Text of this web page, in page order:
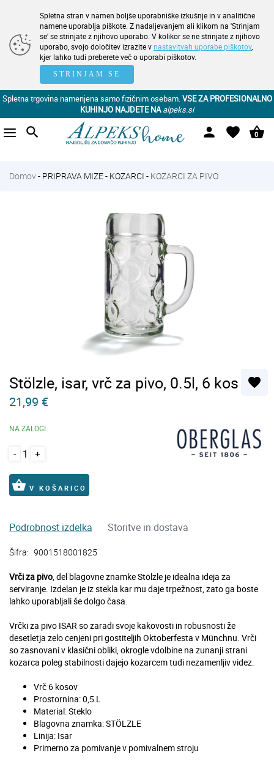
Spletna stran v namen boljše uporabniške izkušnje in v analitične
namene uporablja piškote. Z nadaljevanjem ali klikom na 'Strinjam
se' se strinjate z njihovo uporabo. V kolikor se ne strinjate z njihovo
uporabo, svojo določitev izrazite vnastavitvah uporabe piškotov,
kjer lahko tudi preberete več o uporabi piškotov.
STRINJAM SE
Spletna trgovina namenjena samo fizičnim osebam.VSE ZA PROFESIONALNO
KUHINJO NAJDETE NA alpeks.si
search person favorite shopping_basket
0
Domov- PRIPRAVA MIZE- KOZARCI - KOZARCI ZA PIVO
Stölzle, isar, vrč za pivo, 0.5l, 6 kos favorite
21,99 €
NA ZALOGI
- +
shopping_basket V KOŠARICO
Podrobnost izdelka Storitve in dostava
Šifra: 9001518001825
Vrči za pivo, del blagovne znamke Stölzle je idealna ideja za
serviranje. Izdelan je iz stekla kar mu daje trpežnost, zato ga boste
lahko uporabljali še dolgo časa.
Vrčki za pivo ISAR so zaradi svoje kakovosti in robusnosti že
desetletja zelo cenjeni pri gostiteljih Oktoberfesta v Münchnu. Vrči
so zasnovani v klasični obliki, okrogle vdolbine na zunanji strani
kozarca poleg stabilnosti dajejo kozarcem tudi nezamenljiv videz.
Vrč 6 kosov
Prostornina: 0,5 L
Material: Steklo
Blagovna znamka: STÖLZLE
Linija: Isar
Primerno za pomivanje v pomivalnem stroju